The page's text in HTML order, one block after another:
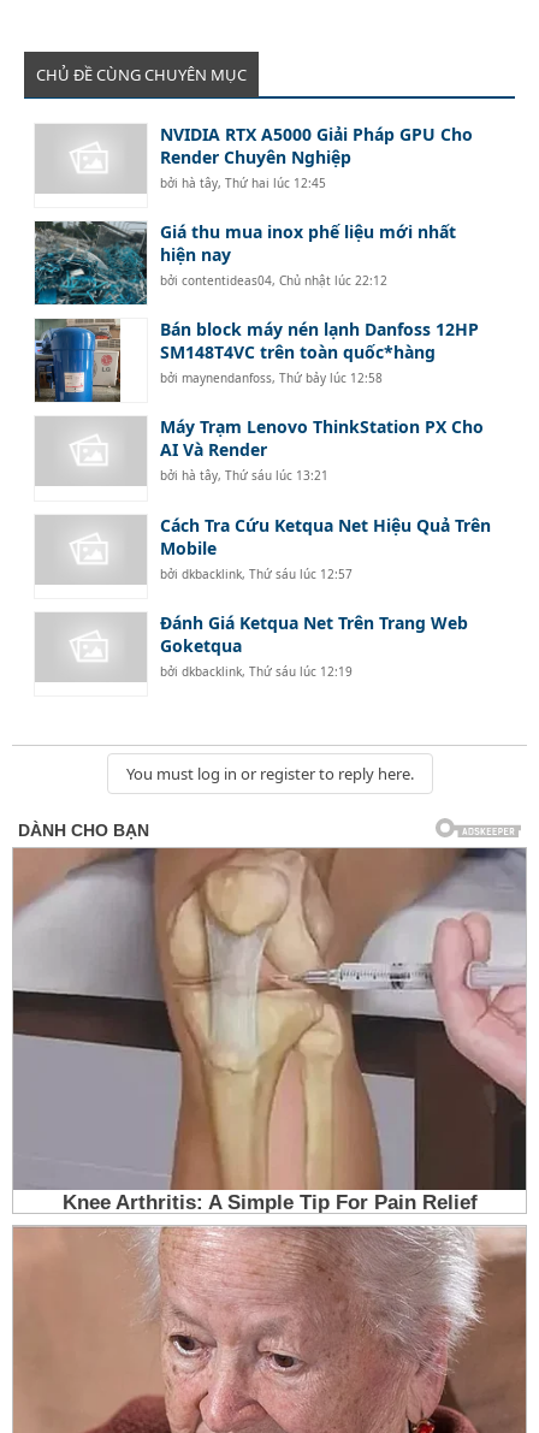
CHỦ ĐỀ CÙNG CHUYÊN MỤC
NVIDIA RTX A5000 Giải Pháp GPU Cho
Render Chuyên Nghiệp
bởihà tây,Thứ hai lúc 12:45
Giá thu mua inox phế liệu mới nhất
hiện nay
bởicontentideas04,Chủ nhật lúc 22:12
Bán block máy nén lạnh Danfoss 12HP
SM148T4VC trên toàn quốc*hàng
bởimaynendanfoss,Thứ bảy lúc 12:58
Máy Trạm Lenovo ThinkStation PX Cho
AI Và Render
bởihà tây,Thứ sáu lúc 13:21
Cách Tra Cứu Ketqua Net Hiệu Quả Trên
Mobile
bởidkbacklink,Thứ sáu lúc 12:57
Đánh Giá Ketqua Net Trên Trang Web
Goketqua
bởidkbacklink,Thứ sáu lúc 12:19
You must log in or register to reply here.